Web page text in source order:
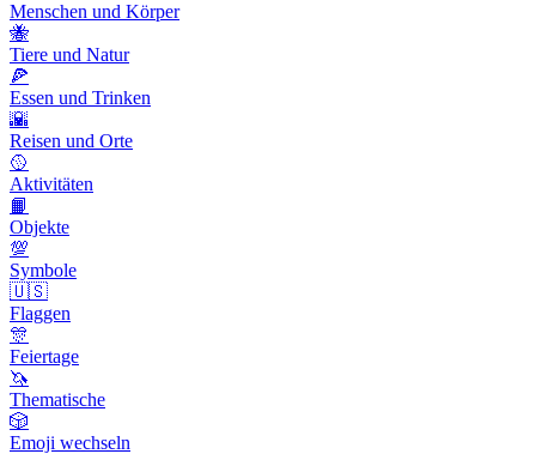
Menschen und Körper
🐝
Tiere und Natur
🍕
Essen und Trinken
🌇
Reisen und Orte
🥎
Aktivitäten
📙
Objekte
💯
Symbole
🇺🇸
Flaggen
🎊
Feiertage
🦄
Thematische
🎲
Emoji wechseln